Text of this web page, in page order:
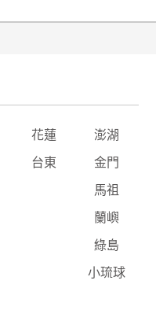
花蓮 澎湖
台東 金門
馬祖
蘭嶼
綠島
小琉球